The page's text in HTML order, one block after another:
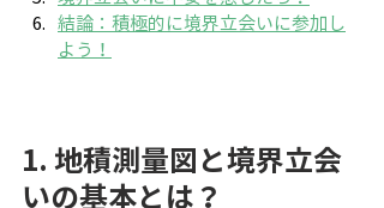
結論：積極的に境界立会いに参加し
よう！
1. 地積測量図と境界立会
いの基本とは？